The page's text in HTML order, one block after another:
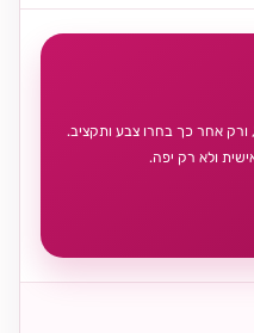
ורק אחר כך בחרו צבע ותקציב.
ולא רק יפה.